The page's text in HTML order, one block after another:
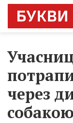
через
собакою